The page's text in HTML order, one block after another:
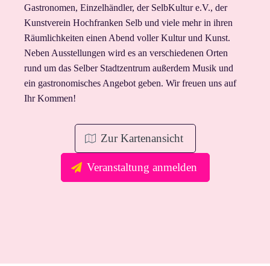
Gastronomen, Einzelhändler, der SelbKultur e.V., der
Kunstverein Hochfranken Selb und viele mehr in ihren
Räumlichkeiten einen Abend voller Kultur und Kunst.
Neben Ausstellungen wird es an verschiedenen Orten
rund um das Selber Stadtzentrum außerdem Musik und
ein gastronomisches Angebot geben. Wir freuen uns auf
Ihr Kommen!
Zur Kartenansicht
Veranstaltung anmelden